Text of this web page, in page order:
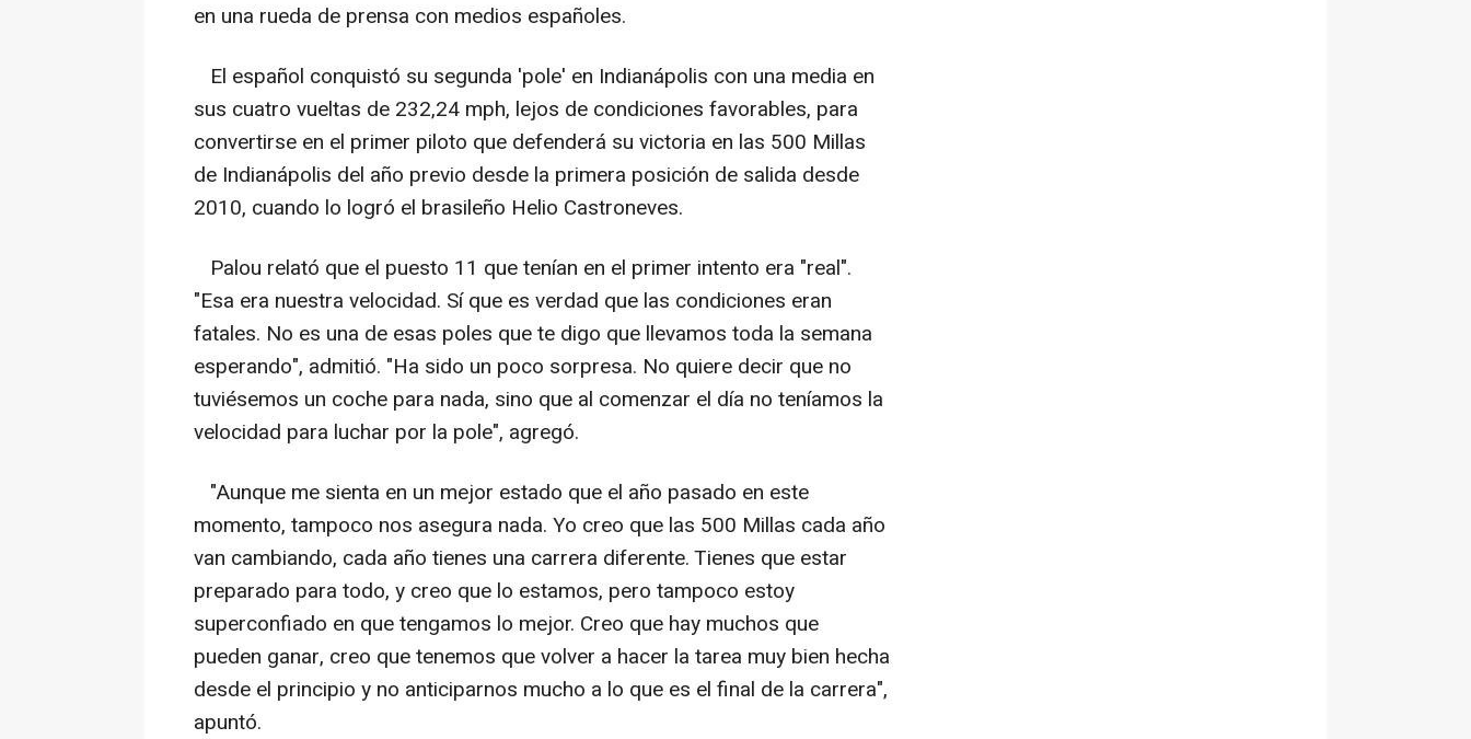
en una rueda de prensa con medios españoles.
El español conquistó su segunda 'pole' en Indianápolis con una media en
sus cuatro vueltas de 232,24 mph, lejos de condiciones favorables, para
convertirse en el primer piloto que defenderá su victoria en las 500 Millas
de Indianápolis del año previo desde la primera posición de salida desde
2010, cuando lo logró el brasileño Helio Castroneves.
Palou relató que el puesto 11 que tenían en el primer intento era "real".
"Esa era nuestra velocidad. Sí que es verdad que las condiciones eran
fatales. No es una de esas poles que te digo que llevamos toda la semana
esperando", admitió. "Ha sido un poco sorpresa. No quiere decir que no
tuviésemos un coche para nada, sino que al comenzar el día no teníamos la
velocidad para luchar por la pole", agregó.
"Aunque me sienta en un mejor estado que el año pasado en este
momento, tampoco nos asegura nada. Yo creo que las 500 Millas cada año
van cambiando, cada año tienes una carrera diferente. Tienes que estar
preparado para todo, y creo que lo estamos, pero tampoco estoy
superconfiado en que tengamos lo mejor. Creo que hay muchos que
pueden ganar, creo que tenemos que volver a hacer la tarea muy bien hecha
desde el principio y no anticiparnos mucho a lo que es el final de la carrera",
apuntó.